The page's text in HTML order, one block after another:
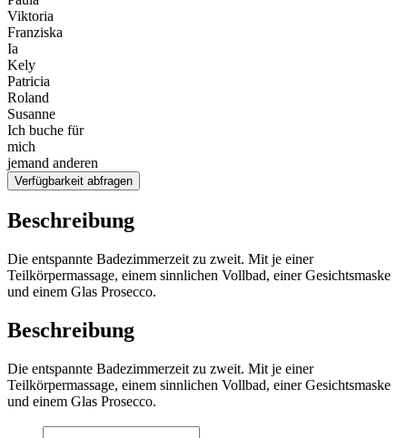
Viktoria
Franziska
Ia
Kely
Patricia
Roland
Susanne
Ich buche für
mich
jemand anderen
Verfügbarkeit abfragen
Beschreibung
Die entspannte Badezimmerzeit zu zweit. Mit je einer
Teilkörpermassage, einem sinnlichen Vollbad, einer Gesichtsmaske
und einem Glas Prosecco.
Beschreibung
Die entspannte Badezimmerzeit zu zweit. Mit je einer
Teilkörpermassage, einem sinnlichen Vollbad, einer Gesichtsmaske
und einem Glas Prosecco.